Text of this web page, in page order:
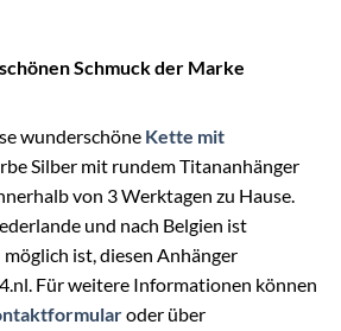
Schmuck der Marke
wunderschöne Kette mit
Silber mit rundem Titananhänger
von 3 Werktagen zu Hause.
und nach Belgien ist
möglich ist, diesen Anhänger
. Für weitere Informationen können
oder über